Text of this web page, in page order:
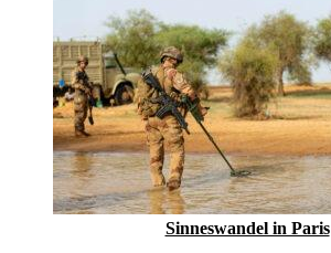
Sinneswandel in Paris